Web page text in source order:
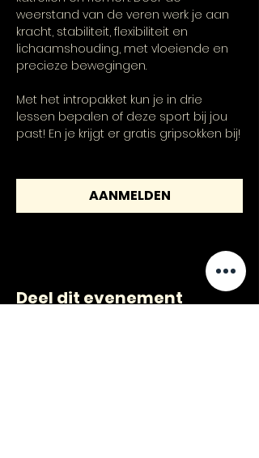
weerstand van de veren werk je aan
kracht, stabiliteit, flexibiliteit en
lichaamshouding, met vloeiende en
precieze bewegingen.
Met het intropakket kun je in drie
lessen bepalen of deze sport bij jou
past! En je krijgt er gratis gripsokken bij!
AANMELDEN
Deel dit evenement